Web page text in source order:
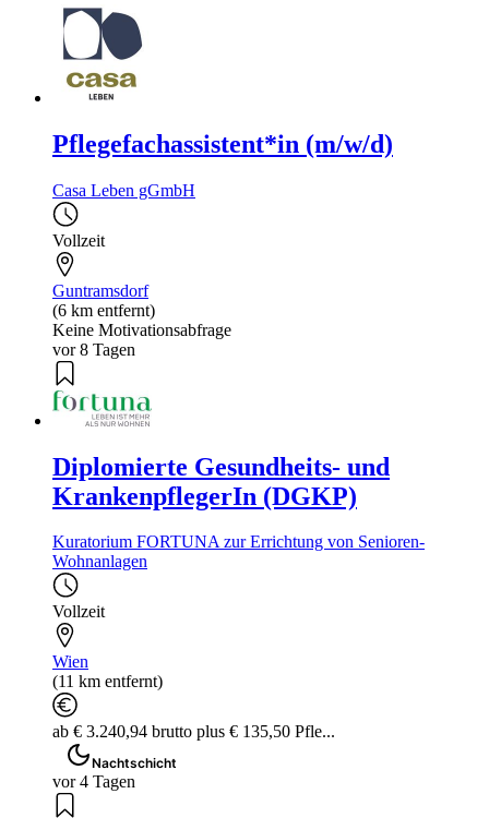
Pflegefachassistent*in (m/w/d)
Casa Leben gGmbH
Vollzeit
Guntramsdorf
(6 km entfernt)
Keine Motivationsabfrage
vor 8 Tagen
Diplomierte Gesundheits- und
KrankenpflegerIn (DGKP)
Kuratorium FORTUNA zur Errichtung von Senioren-
Wohnanlagen
Vollzeit
Wien
(11 km entfernt)
ab € 3.240,94 brutto plus € 135,50 Pfle...
Nachtschicht
vor 4 Tagen